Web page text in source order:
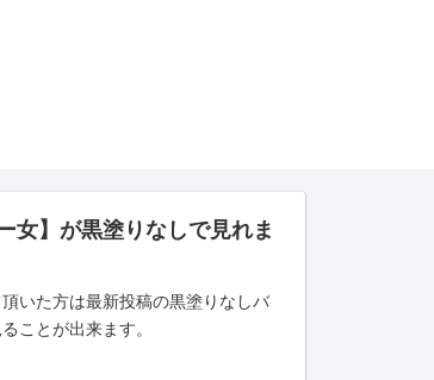
女】が黒塗りなしで見れま
いた方は最新投稿の黒塗りなしバ
ことが出来ます。